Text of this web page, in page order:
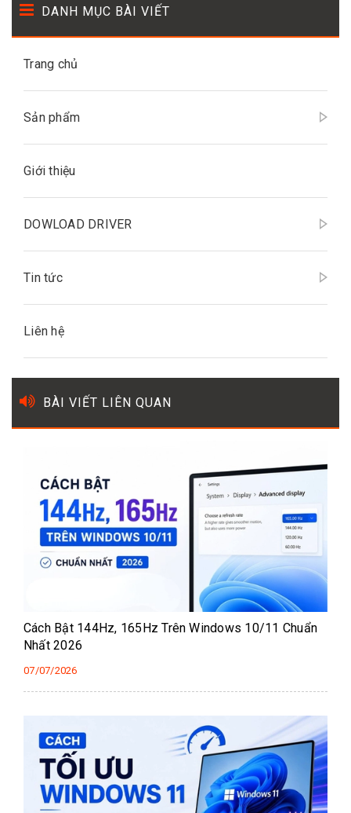
DANH MỤC BÀI VIẾT
Trang chủ
Sản phẩm
Giới thiệu
DOWLOAD DRIVER
Tin tức
Liên hệ
BÀI VIẾT LIÊN QUAN
Cách Bật 144Hz, 165Hz Trên Windows 10/11 Chuẩn
Nhất 2026
07/07/2026